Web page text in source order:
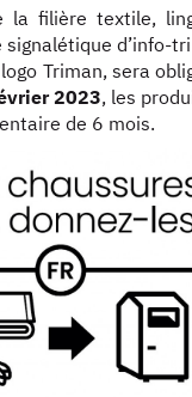
la filière textile,
Triman, sera
2023, les
de 6 mois.